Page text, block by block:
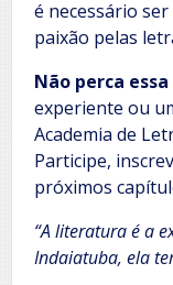
é necessário
paixão pelas
Não perca
experiente ou
Academia de
Participe,
próximos
“A literatura é a
Indaiatuba, ela